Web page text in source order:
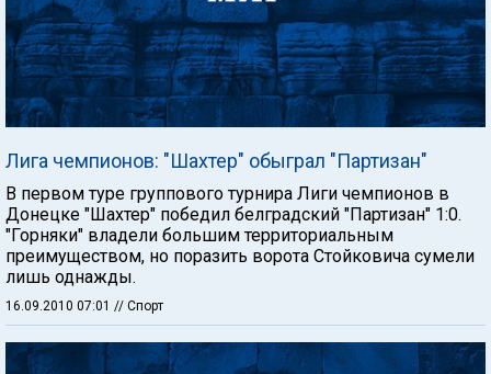
Лига чемпионов: "Шахтер" обыграл "Партизан"
В первом туре группового турнира Лиги чемпионов в
Донецке "Шахтер" победил белградский "Партизан" 1:0.
"Горняки" владели большим территориальным
преимуществом, но поразить ворота Стойковича сумели
лишь однажды.
16.09.2010 07:01 // Спорт